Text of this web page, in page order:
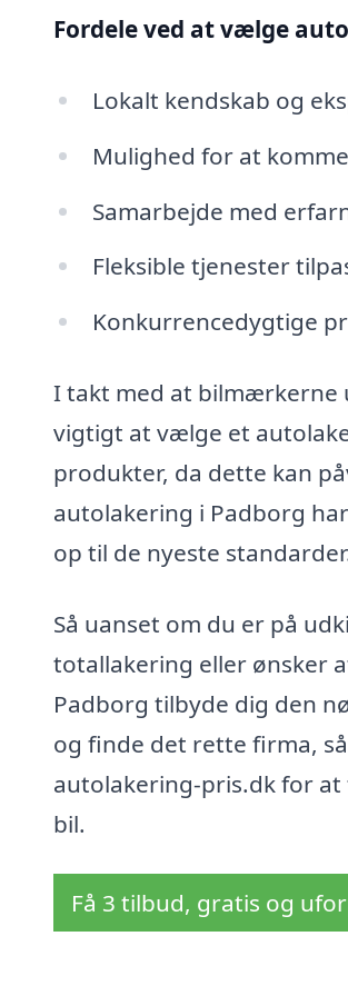
Fordele ved at vælge
Lokalt kendskab og
Mulighed for at
Samarbejde med
Fleksible tjenester
Konkurrencedygtige
I takt med at bilmærkerne
vigtigt at vælge et
produkter, da dette kan
autolakering i Padborg
op til de nyeste
Så uanset om du er på
totallakering eller ønsker
Padborg tilbyde dig den
og finde det rette firma,
autolakering-pris.dk for
bil.
Få 3 tilbud, gratis og